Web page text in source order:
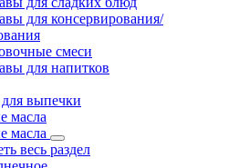
для консервирования/
смеси
для напитков
выпечки
масла
масла
весь раздел